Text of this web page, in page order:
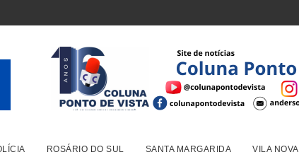
ROSÁRIO DO SUL SANTA MARGARIDA VILA NOVA